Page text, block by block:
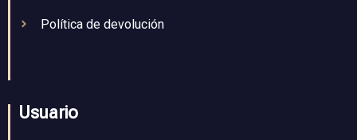
Política de devolución
Usuario